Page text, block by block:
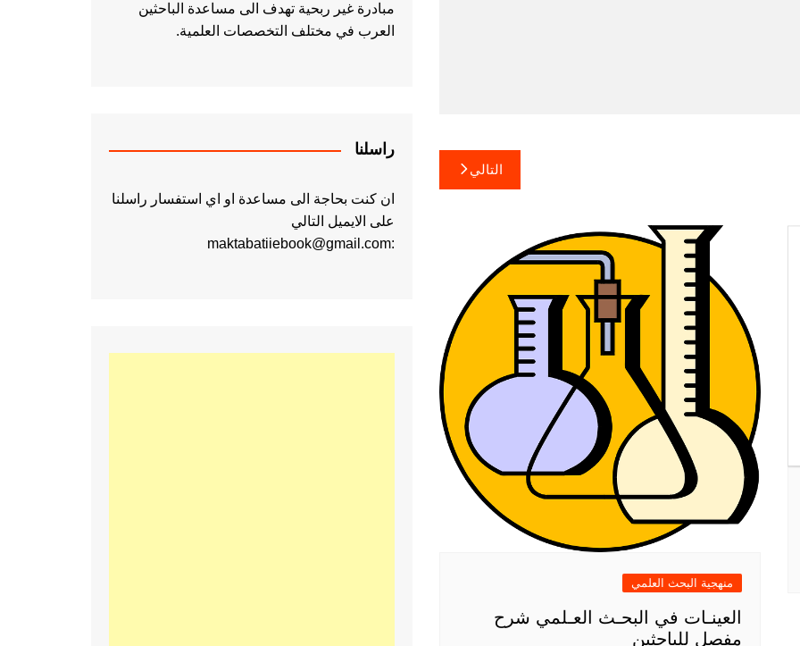
التالي
منهجية البحث العلمي
العينـات في البحـث العـلمي شرح
مفصل للباحثين
مبادرة غير ربحية تهدف الى مساعدة الباحثين
العرب في مختلف التخصصات العلمية.
راسلنا
ان كنت بحاجة الى مساعدة او اي استفسار راسلنا
على الايميل التالي
:maktabatiiebook@gmail.com